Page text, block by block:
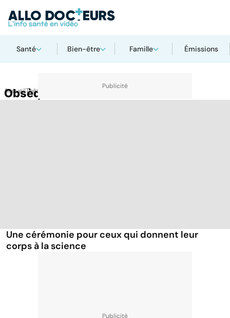
Santé Bien-être Famille Émissions
AccueilThématiques
Obsèques
Une cérémonie pour ceux qui donnent leur
corps à la science